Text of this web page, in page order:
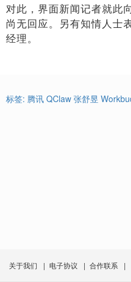
对此，界面新闻记者就此
尚无回应。另有知情人士
经理。
标签: 腾讯 QClaw 张舒昱
关于我们 | 电子协议 | 合作联系 |